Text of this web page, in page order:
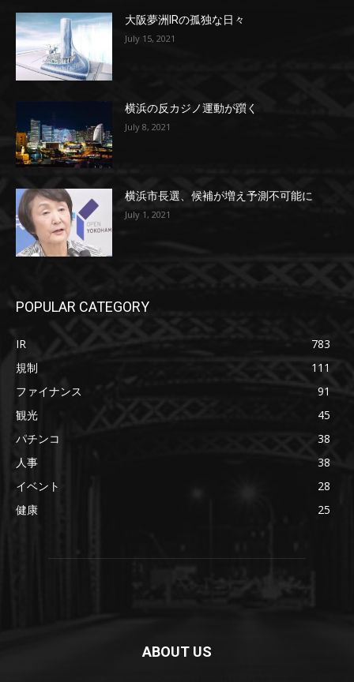
大阪夢洲IRの孤独な日々
July 15, 2021
横浜の反カジノ運動が躓く
July 8, 2021
横浜市長選、候補が増え予測不可能に
July 1, 2021
POPULAR CATEGORY
IR
783
規制
111
ファイナンス
91
観光
45
パチンコ
38
人事
38
イベント
28
健康
25
ABOUT US